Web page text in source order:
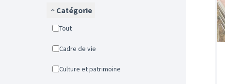
Catégorie
Tout
Cadre de vie
Culture et patrimoine